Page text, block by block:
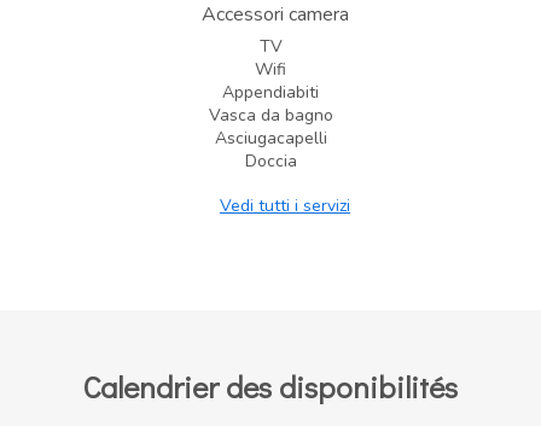
Accessori camera
TV
Wifi
Appendiabiti
Vasca da bagno
Asciugacapelli
Doccia
Vedi tutti i servizi
Calendrier des disponibilités